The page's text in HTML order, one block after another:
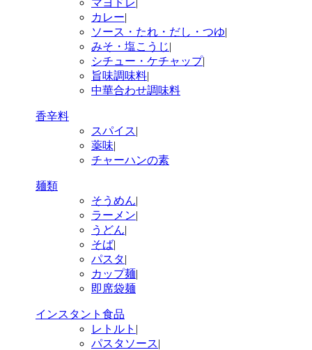
カレー|
ソース・たれ・だし・つゆ|
みそ・塩こうじ|
シチュー・ケチャップ|
旨味調味料|
中華合わせ調味料
香辛料
スパイス|
薬味|
チャーハンの素
麺類
そうめん|
ラーメン|
うどん|
そば|
パスタ|
カップ麺|
即席袋麺
インスタント食品
レトルト |
パスタソース|